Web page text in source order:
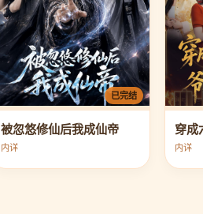
已完结
被忽悠修仙后我成仙帝
内详 内详